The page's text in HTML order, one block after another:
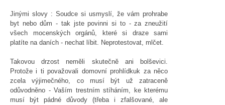
Jinými slovy : Soudce si usmyslí, že vám prohrabe
byt nebo dům - tak jste povinni si to - za zneužití
všech mocenských orgánů, které si draze sami
platíte na daních - nechat líbit. Neprotestovat, mlčet.
Takovou drzost neměli skutečně ani bolševici.
Protože i ti považovali domovní prohlídkuk za něco
zcela výjimečného, co musí být už zatraceně
odůvodněno - Vaším trestním stíháním, ke kterému
musí být pádné důvody (třeba i zfalšované, ale